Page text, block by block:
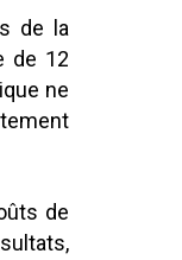
de la
de 12
ne
de